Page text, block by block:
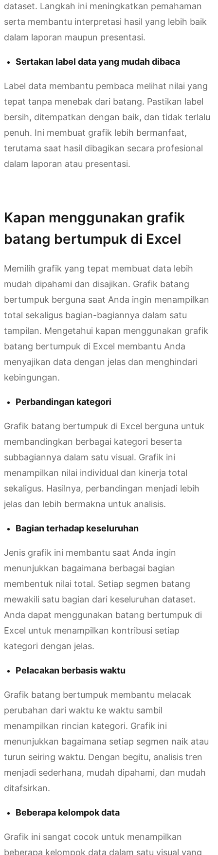
dataset. Langkah ini meningkatkan pemahaman
serta membantu interpretasi hasil yang lebih baik
dalam laporan maupun presentasi.
Sertakan label data yang mudah dibaca
Label data membantu pembaca melihat nilai yang
tepat tanpa menebak dari batang. Pastikan label
bersih, ditempatkan dengan baik, dan tidak terlalu
penuh. Ini membuat grafik lebih bermanfaat,
terutama saat hasil dibagikan secara profesional
dalam laporan atau presentasi.
Kapan menggunakan grafik
batang bertumpuk di Excel
Memilih grafik yang tepat membuat data lebih
mudah dipahami dan disajikan. Grafik batang
bertumpuk berguna saat Anda ingin menampilkan
total sekaligus bagian-bagiannya dalam satu
tampilan. Mengetahui kapan menggunakan grafik
batang bertumpuk di Excel membantu Anda
menyajikan data dengan jelas dan menghindari
kebingungan.
Perbandingan kategori
Grafik batang bertumpuk di Excel berguna untuk
membandingkan berbagai kategori beserta
subbagiannya dalam satu visual. Grafik ini
menampilkan nilai individual dan kinerja total
sekaligus. Hasilnya, perbandingan menjadi lebih
jelas dan lebih bermakna untuk analisis.
Bagian terhadap keseluruhan
Jenis grafik ini membantu saat Anda ingin
menunjukkan bagaimana berbagai bagian
membentuk nilai total. Setiap segmen batang
mewakili satu bagian dari keseluruhan dataset.
Anda dapat menggunakan batang bertumpuk di
Excel untuk menampilkan kontribusi setiap
kategori dengan jelas.
Pelacakan berbasis waktu
Grafik batang bertumpuk membantu melacak
perubahan dari waktu ke waktu sambil
menampilkan rincian kategori. Grafik ini
menunjukkan bagaimana setiap segmen naik atau
turun seiring waktu. Dengan begitu, analisis tren
menjadi sederhana, mudah dipahami, dan mudah
ditafsirkan.
Beberapa kelompok data
Grafik ini sangat cocok untuk menampilkan
beberapa kelompok data dalam satu visual yang